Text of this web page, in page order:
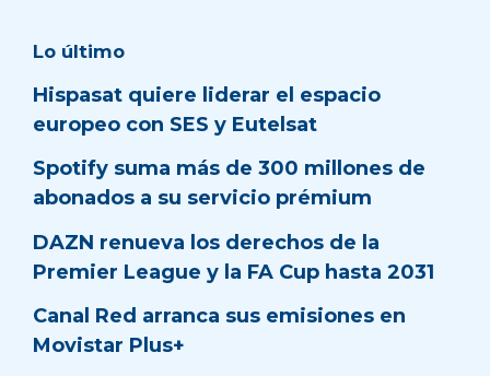
Lo último
Hispasat quiere liderar el espacio
europeo con SES y Eutelsat
Spotify suma más de 300 millones de
abonados a su servicio prémium
DAZN renueva los derechos de la
Premier League y la FA Cup hasta 2031
Canal Red arranca sus emisiones en
Movistar Plus+